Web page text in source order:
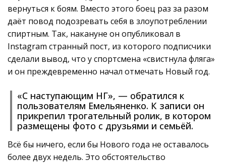
вернуться к боям. Вместо этого боец раз за разом
даёт повод подозревать себя в злоупотреблении
спиртным. Так, накануне он опубликовал в
Instagram странный пост, из которого подписчики
сделали вывод, что у спортсмена «свистнула фляга»
и он преждевременно начал отмечать Новый год.
«С наступающим НГ», — обратился к
пользователям Емельяненко. К записи он
прикрепил трогательный ролик, в котором
размещены фото с друзьями и семьёй.
Всё бы ничего, если бы Нового года не оставалось
более двух недель. Это обстоятельство